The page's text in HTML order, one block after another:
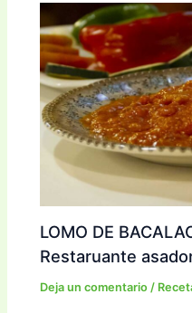
LOMO DE
Restaruante
Deja un comentario /